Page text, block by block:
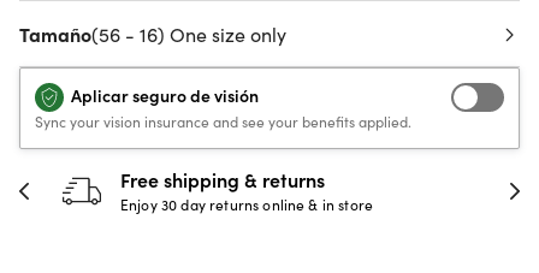
Tamaño(56 - 16) One size only
Aplicar seguro de visión
Sync your vision insurance and see your benefits applied.
Free shipping & returns
Enjoy 30 day returns online & in store